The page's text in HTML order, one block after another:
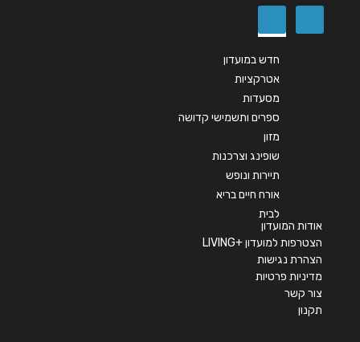
חדש במועדון
אטרקציות
מסעדות
ספרים ותשמישי קדושה
מזון
שופינג וצרכנות
תיירות ונופש
אורח חיים בריא
לבית
אודות המועדון
הצטרפות למועדון +LIVING
הצהרת נגישות
מדיניות פרטיות
צור קשר
תקנון